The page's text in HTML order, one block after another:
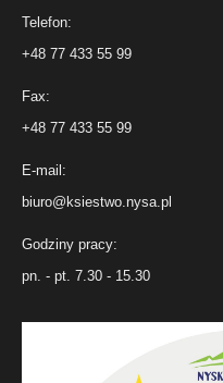
Telefon:
+48 77 433 55 99
Fax:
+48 77 433 55 99
E-mail:
biuro@ksiestwo.nysa.pl
Godziny pracy:
pn. - pt. 7.30 - 15.30